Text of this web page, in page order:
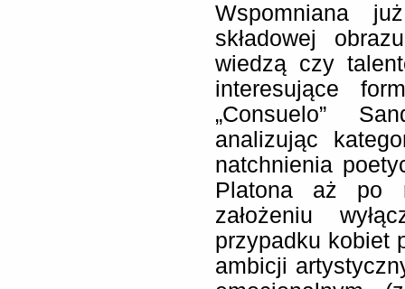
Wspomniana
składowej
wiedzą czy
interesujące
„Consuelo”
analizując
natchnienia
Platona aż po
założeniu
przypadku kobiet
ambicji